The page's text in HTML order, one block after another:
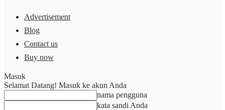
Advertisement
Blog
Contact us
Buy now
Masuk
Selamat Datang! Masuk ke akun Anda
nama pengguna
kata sandi Anda